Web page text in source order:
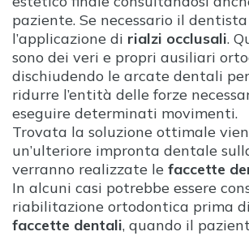
paziente. Se necessario il
l’applicazione di rialzi occlusali.
sono dei veri e propri ausiliari
dischiudendo le arcate dentali
ridurre l’entità delle forze
eseguire determinati movimenti.
Trovata la soluzione ottimale
un’ulteriore impronta dentale
verranno realizzate le faccette
In alcuni casi potrebbe essere
riabilitazione ortodontica prima
faccette dentali, quando il